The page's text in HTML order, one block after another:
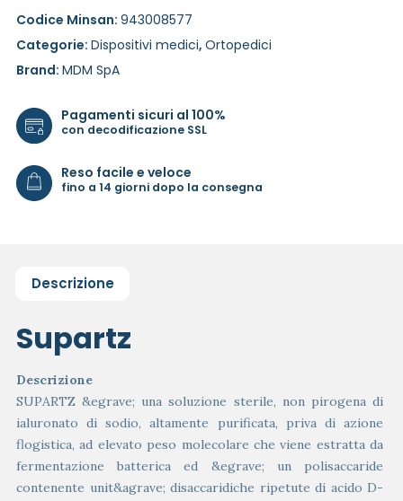
Codice Minsan: 943008577
Categorie: Dispositivi medici, Ortopedici
Brand: MDM SpA
Pagamenti sicuri al 100%
con decodificazione SSL
Reso facile e veloce
fino a 14 giorni dopo la consegna
Descrizione
Supartz
Descrizione
SUPARTZ &egrave; una soluzione sterile, non pirogena di
ialuronato di sodio, altamente purificata, priva di azione
flogistica, ad elevato peso molecolare che viene estratta da
fermentazione batterica ed &egrave; un polisaccaride
contenente unit&agrave; disaccaridiche ripetute di acido D-